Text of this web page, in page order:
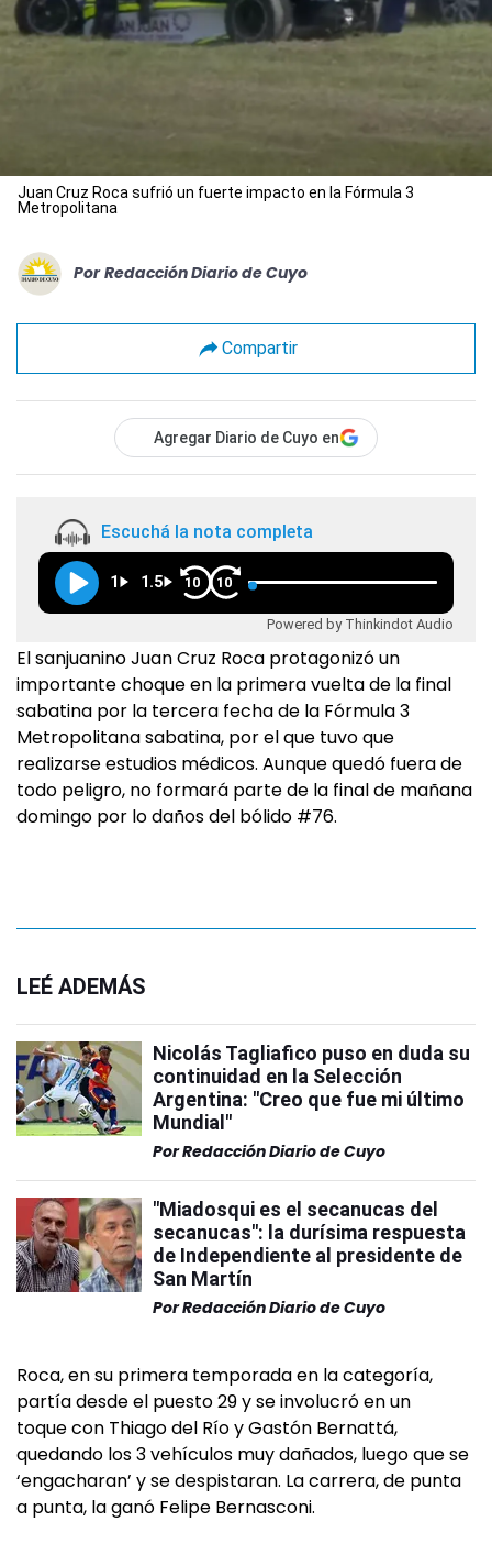
Juan Cruz Roca sufrió un fuerte impacto en la Fórmula 3
Metropolitana
Por Redacción Diario de Cuyo
Compartir
Agregar Diario de Cuyo en
Escuchá la nota completa
1 1.5 10 10
Powered by Thinkindot Audio
El sanjuanino Juan Cruz Roca protagonizó un
importante choque en la primera vuelta de la final
sabatina por la tercera fecha de la Fórmula 3
Metropolitana sabatina, por el que tuvo que
realizarse estudios médicos. Aunque quedó fuera de
todo peligro, no formará parte de la final de mañana
domingo por lo daños del bólido #76.
LEÉ ADEMÁS
Nicolás Tagliafico puso en duda su
continuidad en la Selección
Argentina: "Creo que fue mi último
Mundial"
PorRedacción Diario de Cuyo
"Miadosqui es el secanucas del
secanucas": la durísima respuesta
de Independiente al presidente de
San Martín
PorRedacción Diario de Cuyo
Roca, en su primera temporada en la categoría,
partía desde el puesto 29 y se involucró en un
toque con Thiago del Río y Gastón Bernattá,
quedando los 3 vehículos muy dañados, luego que se
‘engacharan’ y se despistaran. La carrera, de punta
a punta, la ganó Felipe Bernasconi.